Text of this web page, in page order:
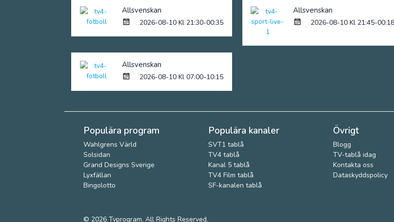
Allsvenskan
2026-08-10 Kl 21:30-00:35
Allsvenskan
2026-08-10 Kl 21:45-00:18
Allsvenskan
2026-08-10 Kl 07:00-10:15
Populära program
Wahlgrens Värld
Solsidan
Grand Designs Sverige
Lyxfällan
Bingolotto
Populära kanaler
SVT1 tablå
TV4 tablå
Kanal 5 tablå
TV4 Film tablå
SF-kanalen tablå
Övrigt
Blogg
TV-tablå idag
Kontakta oss
Dataskyddspolicy
© 2026 Tvprogram. All Rights Reserved.